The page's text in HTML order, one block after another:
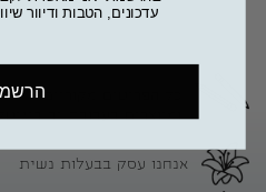
כל הפריטים מקוריים
ומיוצרים בעבודת יד
אנחנו עסק בבעלות נשית